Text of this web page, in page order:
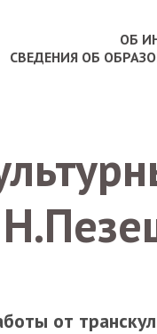
ОБ
СВЕДЕНИЯ ОБ
от